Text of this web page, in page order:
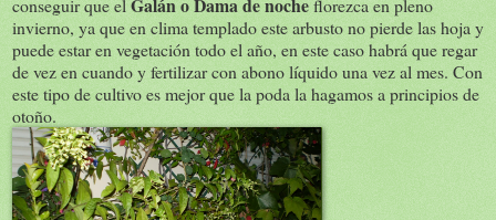
conseguir que el
florezca en pleno
invierno, ya que en clima templado este arbusto no pierde las hoja y
puede estar en vegetación todo el año, en este caso habrá que regar
de vez en cuando y fertilizar con abono líquido una vez al mes. Con
este tipo de cultivo es mejor que la poda la hagamos a principios de
otoño.